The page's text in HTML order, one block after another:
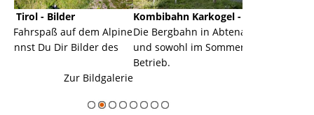
Alpine
des
Kombibahn Karkogel - Abtenau - Salzburg
Die Bergbahn in Abtenau ist eine Kombibahn
und sowohl im Sommer als auch im Winter in